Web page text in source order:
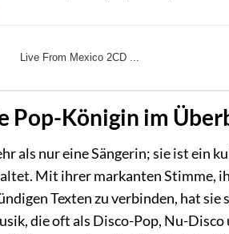
Live From Mexico 2CD ...
Pop-Königin im
als nur eine Sängerin; sie ist ein
Mit ihrer markanten Stimme,
Texten zu verbinden, hat sie
die oft als Disco-Pop, Nu-